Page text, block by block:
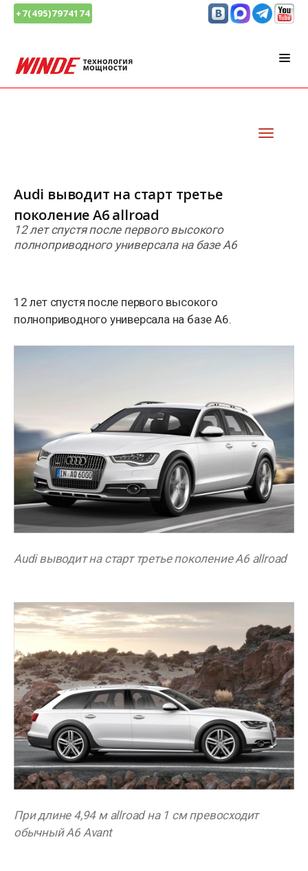
+7(495)7974174
Audi выводит на старт третье
поколение A6 allroad
12 лет спустя после первого высокого
полноприводного универсала на базе A6
12 лет спустя после первого высокого
полноприводного универсала на базе A6.
Audi выводит на старт третье поколение A6 allroad
При длине 4,94 м allroad на 1 см превосходит
обычный A6 Avant